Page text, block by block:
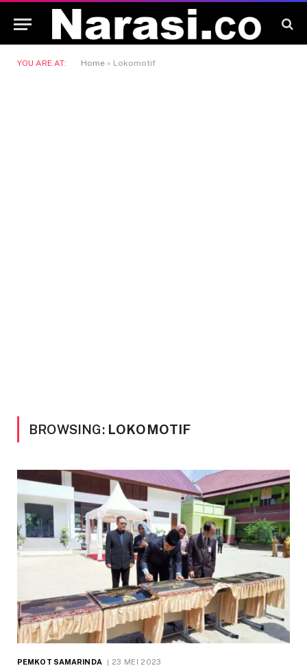
YOU ARE AT: Home » Lokomotif
BROWSING: LOKOMOTIF
PEMKOT SAMARINDA 23 MEI 2023